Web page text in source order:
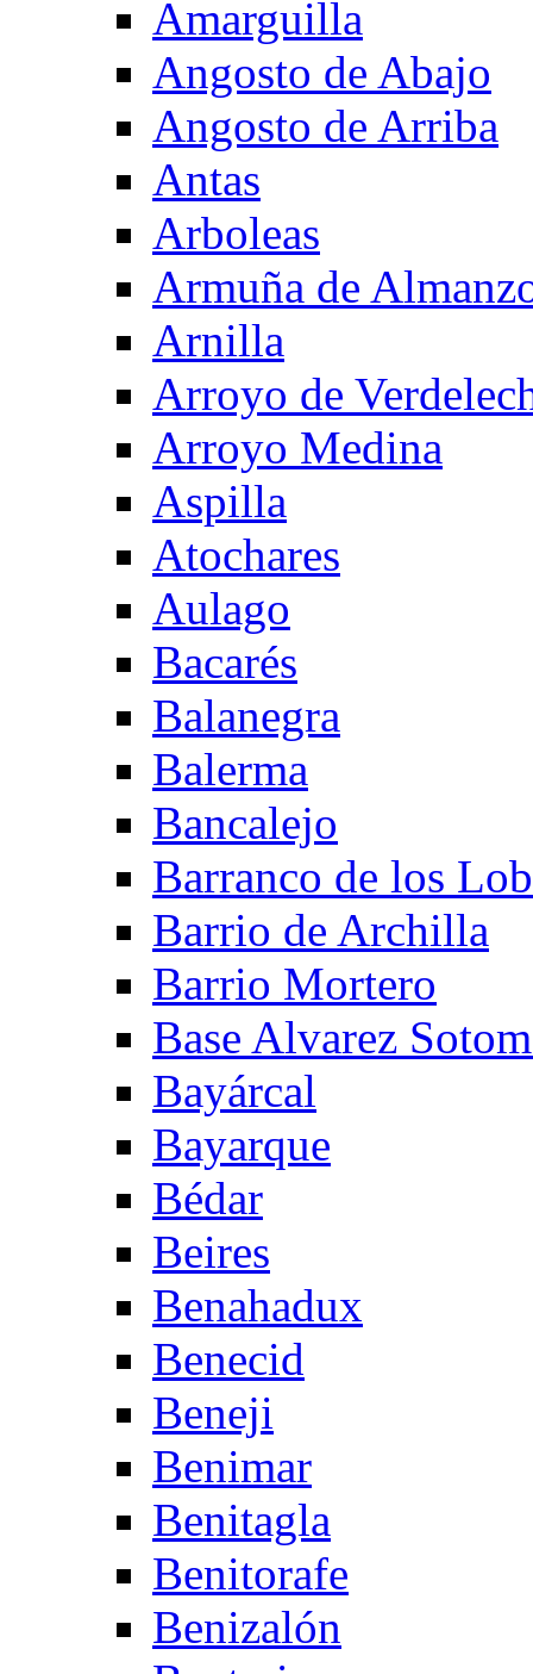
Amarguilla
Angosto de Abajo
Angosto de Arriba
Antas
Arboleas
Armuña de
Arnilla
Arroyo de
Arroyo Medina
Aspilla
Atochares
Aulago
Bacarés
Balanegra
Balerma
Bancalejo
Barranco de los
Barrio de Archilla
Barrio Mortero
Base Alvarez
Bayárcal
Bayarque
Bédar
Beires
Benahadux
Benecid
Beneji
Benimar
Benitagla
Benitorafe
Benizalón